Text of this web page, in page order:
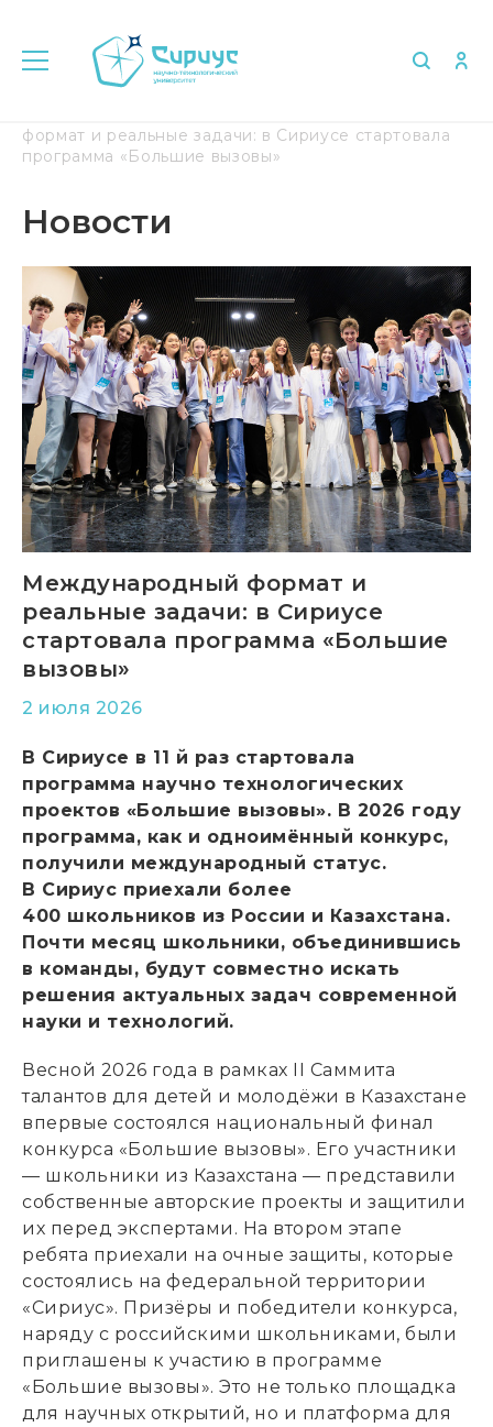
формат и реальные задачи: в Сириусе стартовала
программа «Большие вызовы»
Новости
Международный формат и
реальные задачи: в Сириусе
стартовала программа «Большие
вызовы»
2 июля 2026
В Сириусе в 11 й раз стартовала
программа научно технологических
проектов «Большие вызовы». В 2026 году
программа, как и одноимённый конкурс,
получили международный статус.
В Сириус приехали более
400 школьников из России и Казахстана.
Почти месяц школьники, объединившись
в команды, будут совместно искать
решения актуальных задач современной
науки и технологий.
Весной 2026 года в рамках II Саммита
талантов для детей и молодёжи в Казахстане
впервые состоялся национальный финал
конкурса «Большие вызовы». Его участники
— школьники из Казахстана — представили
собственные авторские проекты и защитили
их перед экспертами. На втором этапе
ребята приехали на очные защиты , которые
состоялись на федеральной территории
«Сириус». Призёры и победители конкурса,
наряду с российскими школьниками, были
приглашены к участию в программе
«Большие вызовы». Это не только площадка
для научных открытий, но и платформа для